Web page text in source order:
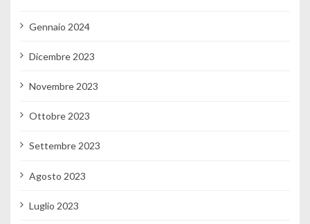
Gennaio 2024
Dicembre 2023
Novembre 2023
Ottobre 2023
Settembre 2023
Agosto 2023
Luglio 2023